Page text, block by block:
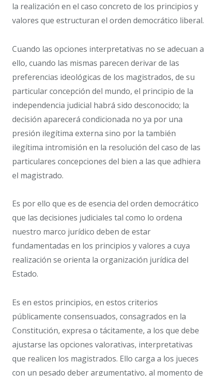
la realización en el caso concreto de los principios y
valores que estructuran el orden democrático liberal.
Cuando las opciones interpretativas no se adecuan a
ello, cuando las mismas parecen derivar de las
preferencias ideológicas de los magistrados, de su
particular concepción del mundo, el principio de la
independencia judicial habrá sido desconocido; la
decisión aparecerá condicionada no ya por una
presión ilegítima externa sino por la también
ilegítima intromisión en la resolución del caso de las
particulares concepciones del bien a las que adhiera
el magistrado.
Es por ello que es de esencia del orden democrático
que las decisiones judiciales tal como lo ordena
nuestro marco jurídico deben de estar
fundamentadas en los principios y valores a cuya
realización se orienta la organización jurídica del
Estado.
Es en estos principios, en estos criterios
públicamente consensuados, consagrados en la
Constitución, expresa o tácitamente, a los que debe
ajustarse las opciones valorativas, interpretativas
que realicen los magistrados. Ello carga a los jueces
con un pesado deber argumentativo, al momento de